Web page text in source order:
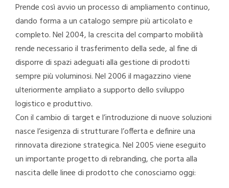
Prende così avvio un processo di ampliamento continuo,
dando forma a un catalogo sempre più articolato e
completo. Nel 2004, la crescita del comparto mobilità
rende necessario il trasferimento della sede, al fine di
disporre di spazi adeguati alla gestione di prodotti
sempre più voluminosi. Nel 2006 il magazzino viene
ulteriormente ampliato a supporto dello sviluppo
logistico e produttivo.
Con il cambio di target e l’introduzione di nuove soluzioni
nasce l’esigenza di strutturare l’offerta e definire una
rinnovata direzione strategica. Nel 2005 viene eseguito
un importante progetto di rebranding, che porta alla
nascita delle linee di prodotto che conosciamo oggi: